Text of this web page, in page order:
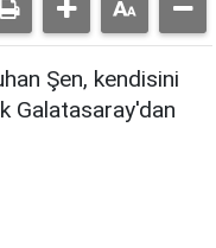
Şen, kendisini
Galatasaray'dan